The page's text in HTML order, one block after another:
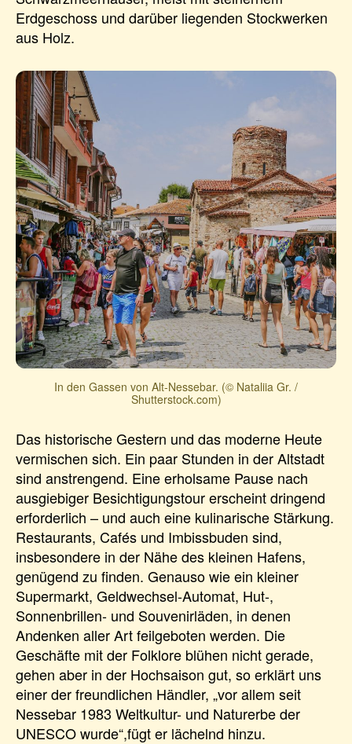
Erdgeschoss und darüber liegenden Stockwerken
aus Holz.
In den Gassen von Alt-Nessebar. (© Nataliia Gr. /
Shutterstock.com)
Das historische Gestern und das moderne Heute
vermischen sich. Ein paar Stunden in der Altstadt
sind anstrengend. Eine erholsame Pause nach
ausgiebiger Besichtigungstour erscheint dringend
erforderlich – und auch eine kulinarische Stärkung.
Restaurants, Cafés und Imbissbuden sind,
insbesondere in der Nähe des kleinen Hafens,
genügend zu finden. Genauso wie ein kleiner
Supermarkt, Geldwechsel-Automat, Hut-,
Sonnenbrillen- und Souvenirläden, in denen
Andenken aller Art feilgeboten werden. Die
Geschäfte mit der Folklore blühen nicht gerade,
gehen aber in der Hochsaison gut, so erklärt uns
einer der freundlichen Händler, „vor allem seit
Nessebar 1983 Weltkultur- und Naturerbe der
UNESCO wurde“,fügt er lächelnd hinzu.